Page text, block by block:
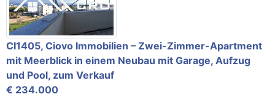
CI1405, Ciovo Immobilien – Zwei-Zimmer-Apartment
mit Meerblick in einem Neubau mit Garage, Aufzug
und Pool, zum Verkauf
€ 234.000